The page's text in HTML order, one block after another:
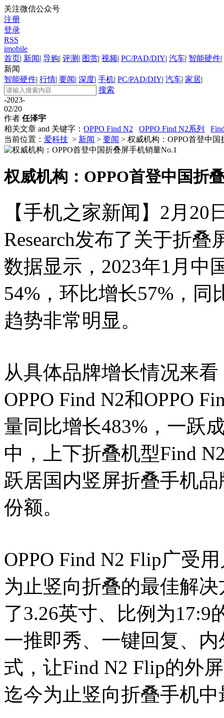
关注微信公众号
注册
登录
RSS
imobile
首页| 新闻| 导购| 评测 | 图赏| 视频| PC/PAD/DIY| 汽车| 智能硬件|
新闻
智能硬件| 行情| 要闻| 深度| 手机| PC/PAD/DIY| 汽车| 家居|
搜索
-2023-
02/20
作者 任泽宇
相关文章 and 关键字： OPPO Find N2 OPPO Find N2系列
当前位置： 爱科技 > 新闻 > 要闻 > 权威机构：OPPO首登中
权威机构：OPPO首登中国折
【手机之家新闻】2月
Research发布了关于折
数据显示，2023年1月中
54%，环比增长57%，
趋势非常明显。
从具体品牌增长情况来
OPPO Find N2和OPPO
量同比增长483%，一跃
中，上下折叠机型Find
跃居国内竖屏折叠手机
份额。
OPPO Find N2 Flip广受
为止竖向折叠的最佳解
了3.26英寸、比例为17:9
一推即秀、一键回复、
式，让Find N2 Flip的外
迄今为止竖向折叠手机